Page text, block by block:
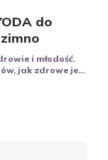
do
i młodość.
jak zdrowe je...